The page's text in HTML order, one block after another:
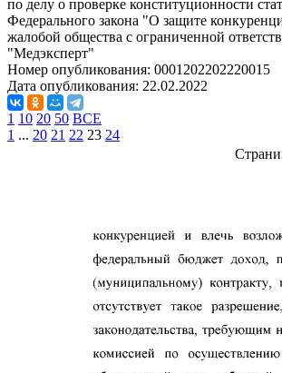
по делу о проверке конституционности
Федерального закона "О защите
жалобой общества с ограниченной
"Медэксперт"
Номер опубликования: 0001202202220015
Дата опубликования: 22.02.2022
1 10 20 50 ВСЕ
1 ... 20 21 22 23 24